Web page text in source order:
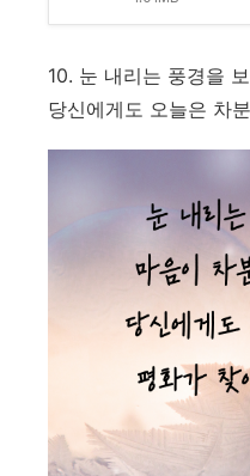
10. 눈 내리는 풍경을
당신에게도 오늘은 차